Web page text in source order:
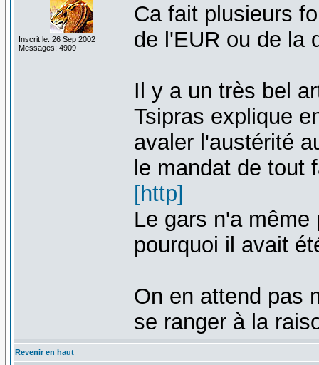
Inscrit le: 26 Sep 2002
Messages: 4909
Ca fait plusieurs
de l'EUR ou de la
Il y a un très bel
Tsipras explique
avaler l'austérité
le mandat de tout
[http]
Le gars n'a
pourquoi il avait
On en attend pas
se ranger à la
Revenir en haut